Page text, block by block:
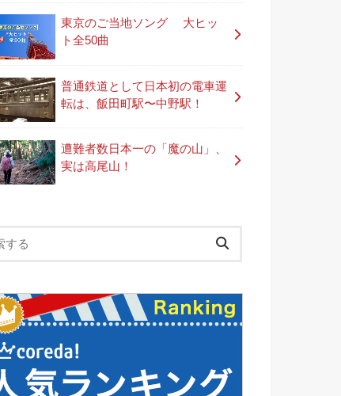
東京のご当地ソング 大ヒッ
ト全50曲
普通鉄道として日本初の電車運
転は、飯田町駅〜中野駅！
遭難者数日本一の「魔の山」、
実は高尾山！